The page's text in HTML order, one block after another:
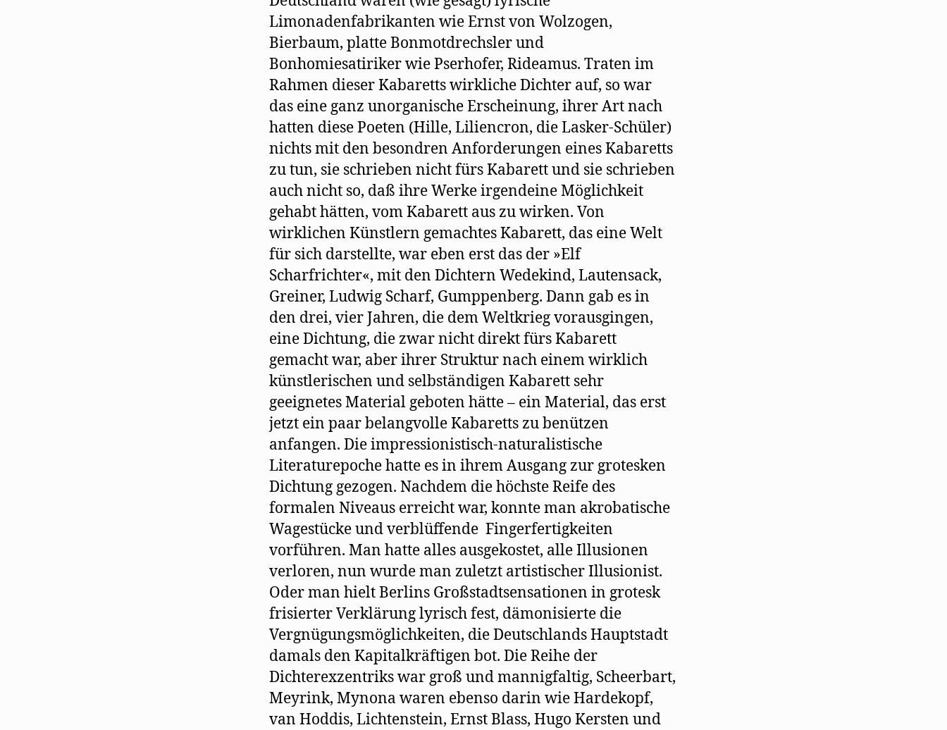
Limonadenfabrikanten wie Ernst von Wolzogen,
Bierbaum, platte Bonmotdrechsler und
Bonhomiesatiriker wie Pserhofer, Rideamus. Traten im
Rahmen dieser Kabaretts wirkliche Dichter auf, so war
das eine ganz unorganische Erscheinung, ihrer Art nach
hatten diese Poeten (Hille, Liliencron, die Lasker-Schüler)
nichts mit den besondren Anforderungen eines Kabaretts
zu tun, sie schrieben nicht fürs Kabarett und sie schrieben
auch nicht so, daß ihre Werke irgendeine Möglichkeit
gehabt hätten, vom Kabarett aus zu wirken. Von
wirklichen Künstlern gemachtes Kabarett, das eine Welt
für sich darstellte, war eben erst das der »Elf
Scharfrichter«, mit den Dichtern Wedekind, Lautensack,
Greiner, Ludwig Scharf, Gumppenberg. Dann gab es in
den drei, vier Jahren, die dem Weltkrieg vorausgingen,
eine Dichtung, die zwar nicht direkt fürs Kabarett
gemacht war, aber ihrer Struktur nach einem wirklich
künstlerischen und selbständigen Kabarett sehr
geeignetes Material geboten hätte – ein Material, das erst
jetzt ein paar belangvolle Kabaretts zu benützen
anfangen. Die impressionistisch-naturalistische
Literaturepoche hatte es in ihrem Ausgang zur grotesken
Dichtung gezogen. Nachdem die höchste Reife des
formalen Niveaus erreicht war, konnte man akrobatische
Wagestücke und verblüffende Fingerfertigkeiten
vorführen. Man hatte alles ausgekostet, alle Illusionen
verloren, nun wurde man zuletzt artistischer Illusionist.
Oder man hielt Berlins Großstadtsensationen in grotesk
frisierter Verklärung lyrisch fest, dämonisierte die
Vergnügungsmöglichkeiten, die Deutschlands Hauptstadt
damals den Kapitalkräftigen bot. Die Reihe der
Dichterexzentriks war groß und mannigfaltig, Scheerbart,
Meyrink, Mynona waren ebenso darin wie Hardekopf,
van Hoddis, Lichtenstein, Ernst Blass, Hugo Kersten und